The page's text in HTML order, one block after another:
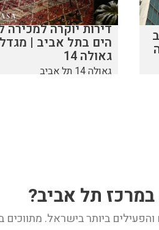
דירות יוקרה למכירה
הים בתל אביב | מגדל
גאולה 14
גאולה 14 תל אביב
תל אביב?
ביותר בישראל.